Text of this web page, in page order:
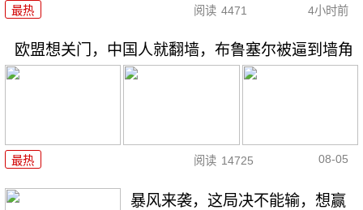
最热 阅读 4471 4小时前
欧盟想关门，中国人就翻墙，布鲁塞尔被逼到墙角
最热 阅读 14725 08-05
暴风来袭，这局决不能输，想赢